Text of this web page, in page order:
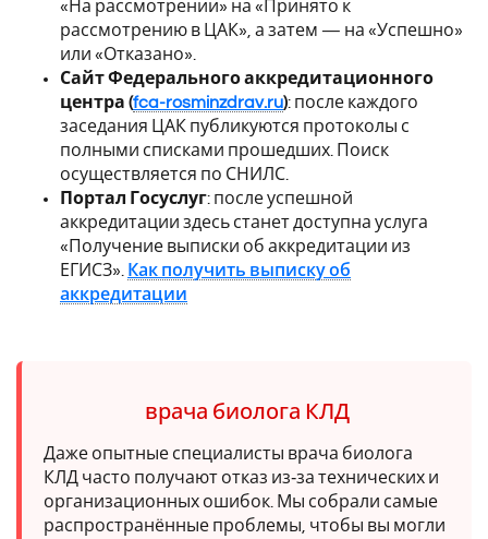
«На рассмотрении» на «Принято к
рассмотрению в ЦАК», а затем — на «Успешно»
или «Отказано».
Сайт Федерального аккредитационного
центра (fca-rosminzdrav.ru): после каждого
заседания ЦАК публикуются протоколы с
полными списками прошедших. Поиск
осуществляется по СНИЛС.
Портал Госуслуг: после успешной
аккредитации здесь станет доступна услуга
«Получение выписки об аккредитации из
ЕГИСЗ».
Как получить выписку об
аккредитации
врача биолога КЛД
Даже опытные специалисты врача биолога
КЛД часто получают отказ из‑за технических и
организационных ошибок. Мы собрали самые
распространённые проблемы, чтобы вы могли